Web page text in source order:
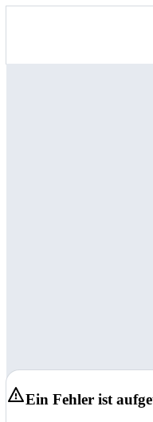
Ein Fehler ist